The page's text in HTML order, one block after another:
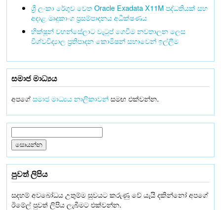
ශ්‍රී ලංකා රේගුව වෙත Oracle Exadata X11M පද්ධතියක් සහ
අදාළ මෘදුකාංග ප්‍රසම්පාදනය අධීක්ෂණය
භික්ෂූන් වහන්සේලාට වැටුප් ගෙවීම නවතාලන ලෙස
විශ්වවිද්‍යාල ප්‍රතිපාදන කොමිෂන් සභාවෙන් ඉල්ලීම
සමාජ මාධ්‍යය
අපගේසමාජ මාධ්‍යය නාලිකාවන්සමඟ එක්වන්න.
පුවත් ලිපිය
සදහම් අවබෝධය උතුම්ම සුවයට කරුණු වේ යැයි දකින්නෝ අපගේ
ඊමේල් පුවත් ලිපිය ලැබීමට එක්වන්න.